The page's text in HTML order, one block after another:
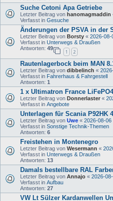
Suche Cetoni Apa Getriebe
Letzter Beitrag von hanomagmaddin
Verfasst in Gesuche
Änderungen der PSVA in der
Letzter Beitrag von Borsty « 2026-08-
Verfasst in Unterwegs & Draußen
Antworten: 49
1 2
Rautenlagerbock beim MAN
Letzter Beitrag von dibbelinch «
Verfasst in Fahrerhaus & Fahrgestell
Antworten: 1
1 x Ultimatron France
Letzter Beitrag von Donnerlaster «
Verfasst in Angebote
Unterlagen für Scania P92HK
Letzter Beitrag von Uwe « 2026-08-06
Verfasst in Sonstige Technik-Themen
Antworten: 6
Freistehen in Montenegro
Letzter Beitrag von Wesermann «
Verfasst in Unterwegs & Draußen
Antworten: 13
Damals bestellbare RAL
Letzter Beitrag von Annajo « 2026-
Verfasst in Aufbau
Antworten: 27
VW Lt Sülzer Kardanwellen